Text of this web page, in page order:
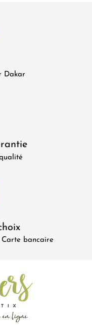
Dakar
Carte bancaire